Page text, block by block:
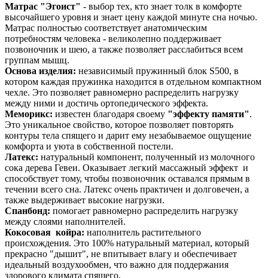
Матрас "Эгоист" - выбор тех, кто знает толк в комфорте
высочайшего уровня и знает цену каждой минуте сна ночью.
Матрас полностью соответствует анатомическим
потребностям человека - великолепно поддерживает
позвоночник и шею, а также позволяет расслабиться всем
группам мышц.
Основа изделия: независимый пружинный блок S500, в
котором каждая пружинка находится в отдельном компактном
чехле. Это позволяет равномерно распределить нагрузку
между ними и достичь ортопедического эффекта.
Меморикс: известен благодаря своему "эффекту памяти".
Это уникальное свойство, которое позволяет повторять
контуры тела спящего и дарит ему незабываемое ощущение
комфорта и уюта в собственной постели.
Латекс: натуральный компонент, полученный из молочного
сока дерева Гевеи. Оказывает легкий массажный эффект и
способствует тому, чтобы позвоночник оставался прямым в
течении всего сна. Латекс очень практичен и долговечен, а
также выдерживает высокие нагрузки.
Спанбонд: помогает равномерно распределить нагрузку
между слоями наполнителей.
Кокосовая койра: наполнитель растительного
происхождения. Это 100% натуральный материал, который
прекрасно "дышит", не впитывает влагу и обеспечивает
идеальный воздухообмен, что важно для поддержания
здорового климата спящего.